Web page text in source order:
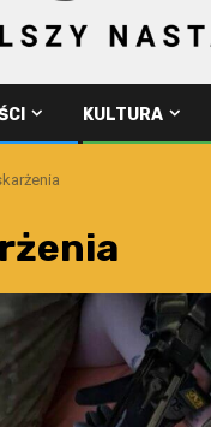
KULTURA